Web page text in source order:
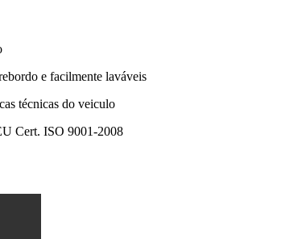
e facilmente laváveis
técnicas do veiculo
Cert. ISO 9001-2008